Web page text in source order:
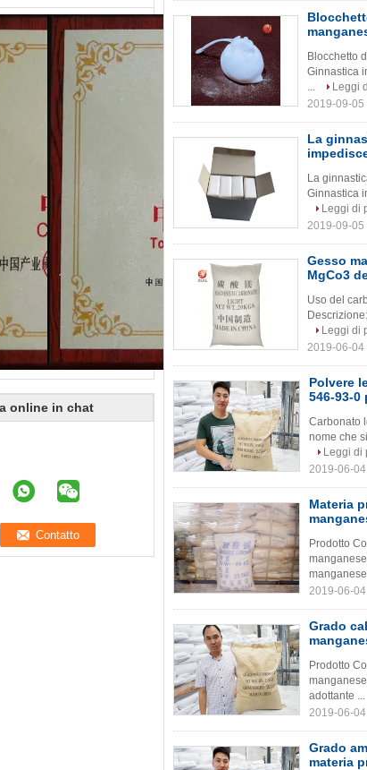
online in chat
Blocchetto
Ginnastica
...
Leggi
2019-09-05
La
La
Ginnastica
Leggi di
2019-09-05
Gesso
MgCo3
Uso del
Leggi di
2019-06-04
Polvere
546-93-0
Carbonato
nome che
Leggi di
2019-06-
Materia
Prodotto
2019-06-
Grado
Prodotto
adottante ...
2019-06-
Grado
materia